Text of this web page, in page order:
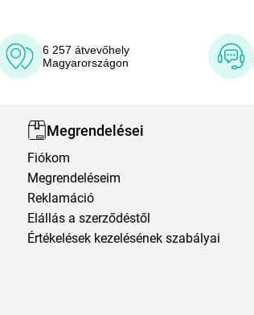
6 257 átvevőhely
Magyarországon
Megrendelései
Fiókom
Megrendeléseim
Reklamáció
Elállás a szerződéstől
Értékelések kezelésének szabályai